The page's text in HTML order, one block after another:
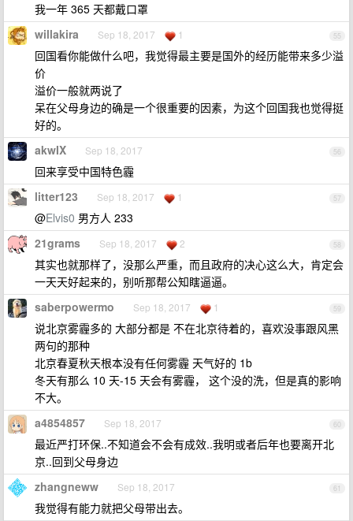
我一年 365 天都戴口罩
55
willakira Sep 18, 2017 1
回国看你能做什么吧，我觉得最主要是国外的经历能带来多少溢
价
溢价一般就两说了
呆在父母身边的确是一个很重要的因素，为这个回国我也觉得挺
好的。
56
akwIX Sep 18, 2017
回来享受中国特色霾
57
litter123 Sep 18, 2017 1
@Elvis0 男方人 233
58
21grams Sep 18, 2017 2
其实也就那样了，没那么严重，而且政府的决心这么大，肯定会
一天天好起来的，别听那帮公知瞎逼逼。
59
saberpowermo Sep 18, 2017 1
说北京雾霾多的 大部分都是 不在北京待着的，喜欢没事跟风黑
两句的那种
北京春夏秋天根本没有任何雾霾 天气好的 1b
冬天有那么 10 天-15 天会有雾霾， 这个没的洗，但是真的影响
不大。
60
a4854857 Sep 18, 2017
最近严打环保..不知道会不会有成效..我明或者后年也要离开北
京..回到父母身边
61
zhangneww Sep 18, 2017
我觉得有能力就把父母带出去。